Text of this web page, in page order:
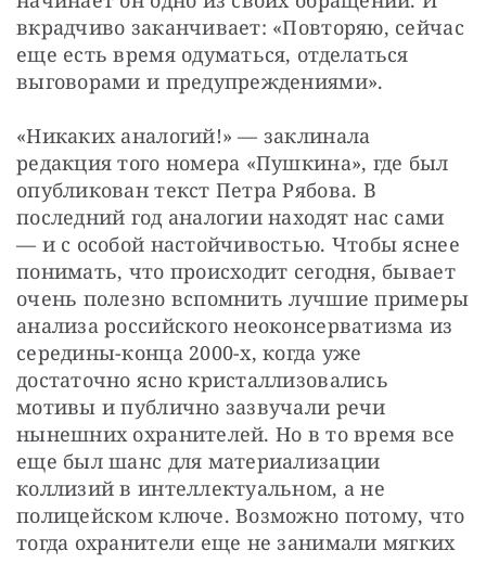
вкрадчиво заканчивает: «Повторяю, сейчас
еще есть время одуматься, отделаться
выговорами и предупреждениями».
«Никаких аналогий!» — заклинала
редакция того номера «Пушкина», где был
опубликован текст Петра Рябова. В
последний год аналогии находят нас сами
— и с особой настойчивостью. Чтобы яснее
понимать, что происходит сегодня, бывает
очень полезно вспомнить лучшие примеры
анализа российского неоконсерватизма из
середины-конца 2000-х, когда уже
достаточно ясно кристаллизовались
мотивы и публично зазвучали речи
нынешних охранителей. Но в то время все
еще был шанс для материализации
коллизий в интеллектуальном, а не
полицейском ключе. Возможно потому, что
тогда охранители еще не занимали мягких